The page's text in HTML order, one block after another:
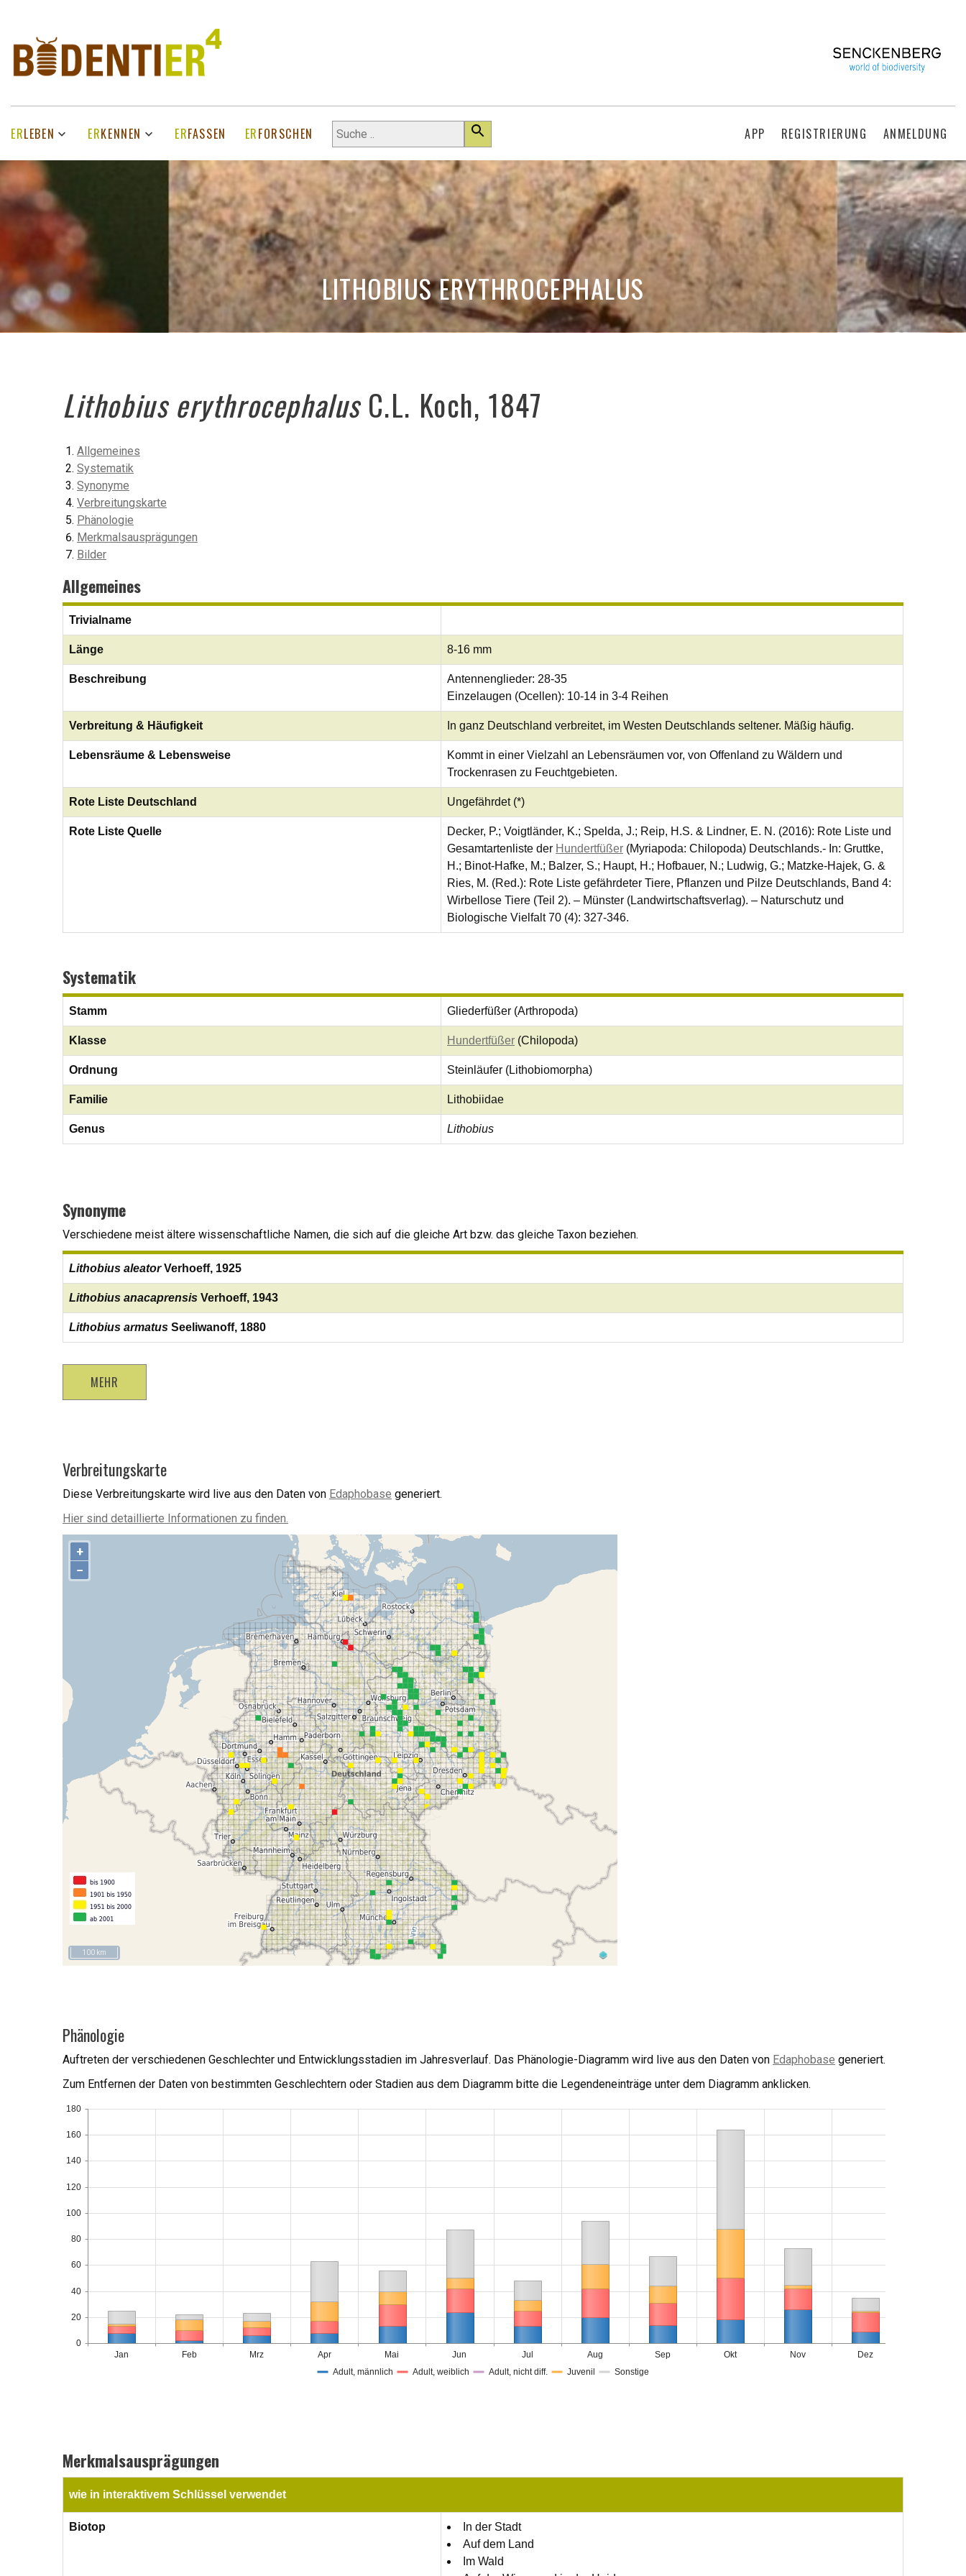
ERLEBEN ERKENNEN ERFASSEN ERFORSCHEN APP REGISTRIERUNG ANMELDUNG
LITHOBIUS ERYTHROCEPHALUS
Lithobius erythrocephalusC.L. Koch, 1847
Allgemeines
Systematik
Synonyme
Verbreitungskarte
Phänologie
Merkmalsausprägungen
Bilder
Allgemeines
Trivialname
Länge 8-16 mm
Beschreibung
Antennenglieder: 28-35
Einzelaugen (Ocellen): 10-14 in 3-4 Reihen
Verbreitung & Häufigkeit In ganz Deutschland verbreitet, im Westen Deutschlands seltener. Mäßig häufig.
Lebensräume & Lebensweise
Kommt in einer Vielzahl an Lebensräumen vor, von Offenland zu Wäldern und
Trockenrasen zu Feuchtgebieten.
Rote Liste Deutschland Ungefährdet (*)
Rote Liste Quelle
Decker, P.; Voigtländer, K.; Spelda, J.; Reip, H.S. & Lindner, E. N. (2016): Rote Liste und
Gesamtartenliste der Hundertfüßer (Myriapoda: Chilopoda) Deutschlands.- In: Gruttke,
H.; Binot-Hafke, M.; Balzer, S.; Haupt, H.; Hofbauer, N.; Ludwig, G.; Matzke-Hajek, G. &
Ries, M. (Red.): Rote Liste gefährdeter Tiere, Pflanzen und Pilze Deutschlands, Band 4:
Wirbellose Tiere (Teil 2). – Münster (Landwirtschaftsverlag). – Naturschutz und
Biologische Vielfalt 70 (4): 327-346.
Systematik
Stamm Gliederfüßer (Arthropoda)
Klasse Hundertfüßer (Chilopoda)
Ordnung Steinläufer (Lithobiomorpha)
Familie Lithobiidae
Genus Lithobius
Synonyme
Verschiedene meist ältere wissenschaftliche Namen, die sich auf die gleiche Art bzw. das gleiche Taxon beziehen.
Lithobius aleatorVerhoeff, 1925
Lithobius anacaprensis Verhoeff, 1943
Lithobius armatus Seeliwanoff, 1880
MEHR
Verbreitungskarte
Diese Verbreitungskarte wird live aus den Daten von Edaphobase generiert.
Hier sind detaillierte Informationen zu finden.
+
−
100 km
Phänologie
Auftreten der verschiedenen Geschlechter und Entwicklungsstadien im Jahresverlauf. Das Phänologie-Diagramm wird live aus den Daten von Edaphobase generiert.
Zum Entfernen der Daten von bestimmten Geschlechtern oder Stadien aus dem Diagramm bitte die Legendeneinträge unter dem Diagramm anklicken.
Jan Feb Mrz Apr Mai Jun Jul Aug Sep Okt Nov Dez
0
20
40
60
80
100
120
140
160
180
Adult, männlich Adult, weiblich Adult, nicht diff. Juvenil Sonstige
Merkmalsausprägungen
wie in interaktivem Schlüssel verwendet
Biotop
In der Stadt
Auf dem Land
Im Wald